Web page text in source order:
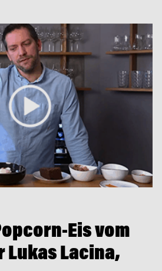
Eis vom
Lukas Lacina,